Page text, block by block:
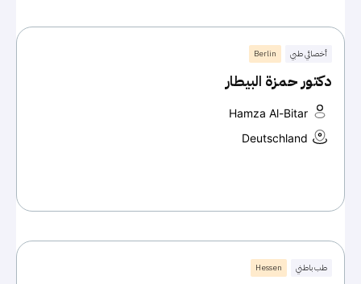
أخصائي طبي Berlin
دكتور حمزة البيطار
Hamza Al-Bitar
Deutschland
طب باطني Hessen